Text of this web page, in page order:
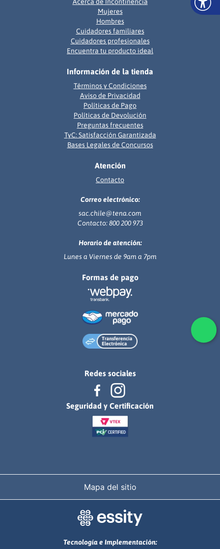
Acerca de Incontinencia
Mujeres
Hombres
Cuidadores familiares
Cuidadores profesionales
Encuentra tu producto ideal
Información de la tienda
Términos y Condiciones
Aviso de Privacidad
Políticas de Pago
Políticas de Devolución
Preguntas frecuentes
TyC: Satisfacción Garantizada
Bases Legales de Concursos
Atención
Contacto
Correo electrónico:
sac.chile@tena.com
Contacto: 800 200 973
Horario de atención:
Lunes a Viernes de 9am a 7pm
Formas de pago
Redes sociales
Seguridad y Certificación
Mapa del sitio
Tecnología e Implementación: